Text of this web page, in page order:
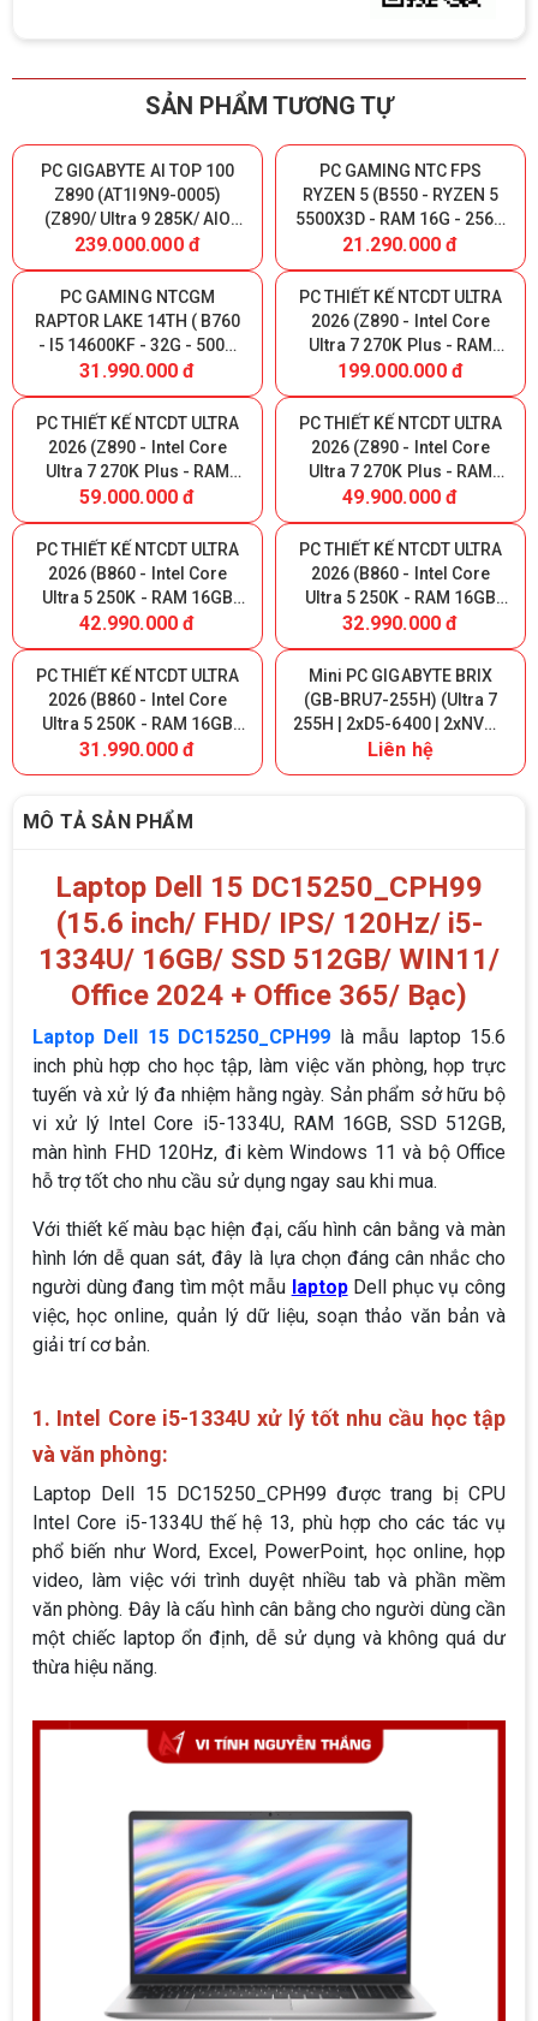
SẢN PHẨM TƯƠNG TỰ
PC GIGABYTE AI TOP 100
Z890 (AT1I9N9-0005)
(Z890/ Ultra 9 285K/ AIO
360/ 128GB (32GBx4)
DDR5/ SSD Gen4 2TB/ SSD
Gen4 320GB/ RTX 5090
32GB/ PSU 1600W 80 Plus
Platinum/ WF7/ BT/ Black)
239.000.000 đ
PC GAMING NTC FPS
RYZEN 5 (B550 - RYZEN 5
5500X3D - RAM 16G - 256G
NVME - VGA RTX 5050 8GB)
21.290.000 đ
PC GAMING NTCGM
RAPTOR LAKE 14TH ( B760
- I5 14600KF - 32G - 500G
NVME - RTX 3060 12G )
31.990.000 đ
PC THIẾT KẾ NTCDT ULTRA
2026 (Z890 - Intel Core
Ultra 7 270K Plus - RAM
32GB DDR5 - SSD NVMe
1000GB - GeForce RTX
5090 32GB )
199.000.000 đ
PC THIẾT KẾ NTCDT ULTRA
2026 (Z890 - Intel Core
Ultra 7 270K Plus - RAM
32GB DDR5 - SSD NVMe
1000GB - GeForce RTX
5070 12GB)
59.000.000 đ
PC THIẾT KẾ NTCDT ULTRA
2026 (Z890 - Intel Core
Ultra 7 270K Plus - RAM
32GB DDR5 - SSD NVMe
1000GB - GeForce RTX
5060 8GB)
49.900.000 đ
PC THIẾT KẾ NTCDT ULTRA
2026 (B860 - Intel Core
Ultra 5 250K - RAM 16GB
DDR5 - 500GB NVMe - RTX
5070 12GB)
42.990.000 đ
PC THIẾT KẾ NTCDT ULTRA
2026 (B860 - Intel Core
Ultra 5 250K - RAM 16GB
DDR5 - 500GB NVMe - RTX
5060 8GB)
32.990.000 đ
PC THIẾT KẾ NTCDT ULTRA
2026 (B860 - Intel Core
Ultra 5 250K - RAM 16GB
DDR5 - 500GB NVMe - RTX
3060 12GB)
31.990.000 đ
Mini PC GIGABYTE BRIX
(GB-BRU7-255H) (Ultra 7
255H | 2xD5-6400 | 2xNVMe
| 2xHDMI | 1xUSB4 | WIFI 7 |
Bluetooth | 1xLAN | VESA |
Liên hệ
MÔ TẢ SẢN PHẨM
Laptop Dell 15 DC15250_CPH99
(15.6 inch/ FHD/ IPS/ 120Hz/ i5-
1334U/ 16GB/ SSD 512GB/ WIN11/
Office 2024 + Office 365/ Bạc)
Laptop Dell 15 DC15250_CPH99 là mẫu laptop 15.6
inch phù hợp cho học tập, làm việc văn phòng, họp trực
tuyến và xử lý đa nhiệm hằng ngày. Sản phẩm sở hữu bộ
vi xử lý Intel Core i5-1334U, RAM 16GB, SSD 512GB,
màn hình FHD 120Hz, đi kèm Windows 11 và bộ Office
hỗ trợ tốt cho nhu cầu sử dụng ngay sau khi mua.
Với thiết kế màu bạc hiện đại, cấu hình cân bằng và màn
hình lớn dễ quan sát, đây là lựa chọn đáng cân nhắc cho
người dùng đang tìm một mẫu laptopDell phục vụ công
việc, học online, quản lý dữ liệu, soạn thảo văn bản và
giải trí cơ bản.
1. Intel Core i5-1334U xử lý tốt nhu cầu học tập
và văn phòng:
Laptop Dell 15 DC15250_CPH99 được trang bị CPU
Intel Core i5-1334U thế hệ 13, phù hợp cho các tác vụ
phổ biến như Word, Excel, PowerPoint, học online, họp
video, làm việc với trình duyệt nhiều tab và phần mềm
văn phòng. Đây là cấu hình cân bằng cho người dùng cần
một chiếc laptop ổn định, dễ sử dụng và không quá dư
thừa hiệu năng.